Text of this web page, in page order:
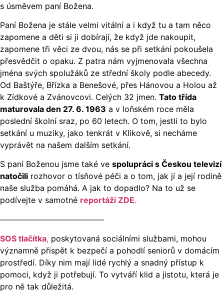
s úsměvem paní Božena.
Paní Božena je stále velmi vitální a i když tu a tam něco
zapomene a děti si ji dobírají, že když jde nakoupit,
zapomene tři věci ze dvou, nás se při setkání pokoušela
přesvědčit o opaku. Z patra nám vyjmenovala všechna
jména svých spolužáků ze střední školy podle abecedy.
Od Baštýře, Břízka a Benešové, přes Hánovou a Holou až
k Zídkové a Zvánovcovi. Celých 32 jmen. Tato třída
maturovala den 27. 6. 1963 a v loňském roce měla
poslední školní sraz, po 60 letech. O tom, jestli to bylo
setkání u muziky, jako tenkrát v Klikově, si necháme
vyprávět na našem dalším setkání.
S paní Boženou jsme také ve spolupráci s Českou televizí
natočili rozhovor o tísňové péči a o tom, jak jí a její rodině
naše služba pomáhá. A jak to dopadlo? Na to už se
podívejte v samotné reportáži ZDE.
—————————————
SOS tlačítka, poskytovaná sociálními službami, mohou
významně přispět k bezpečí a pohodlí seniorů v domácím
prostředí. Díky nim mají lidé rychlý a snadný přístup k
pomoci, když ji potřebují. To vytváří klid a jistotu, která je
pro ně tak důležitá.